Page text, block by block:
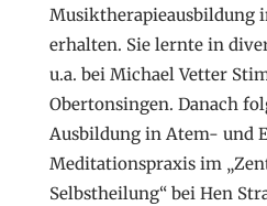
Musiktherapieausbildung
erhalten. Sie lernte in
u.a. bei Michael Vetter
Obertonsingen. Danach
Ausbildung in Atem- und
Meditationspraxis im
Selbstheilung“ bei Hen